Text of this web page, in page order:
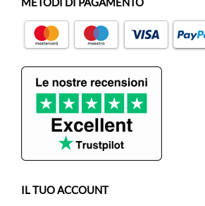
IL TUO ACCOUNT